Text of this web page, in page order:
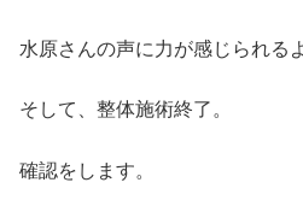
水原さんの声に力が感じられる
そして、整体施術終了。
確認をします。